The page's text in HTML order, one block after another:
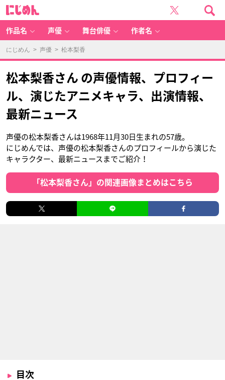
作品名 声優 舞台俳優 作者名
にじめん > 声優 > 松本梨香
松本梨香さん の声優情報、プロフィー
ル、演じたアニメキャラ、出演情報、
最新ニュース
声優の松本梨香さんは1968年11月30日生まれの57歳。
にじめんでは、声優の松本梨香さんのプロフィールから演じた
キャラクター、最新ニュースまでご紹介！
「松本梨香さん」の関連画像まとめはこちら
目次